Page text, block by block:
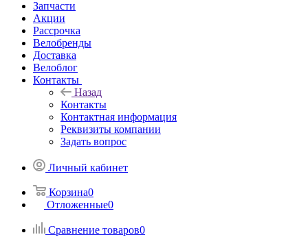
Запчасти
Акции
Рассрочка
Велобренды
Доставка
Велоблог
Контакты
Назад
Контакты
Контактная информация
Реквизиты компании
Задать вопрос
Личный кабинет
Корзина0
Отложенные0
Сравнение товаров0